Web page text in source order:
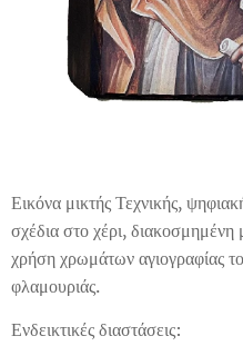
Εικόνα μικτής Τεχνικής,
σχέδια στο χέρι,
χρήση χρωμάτων αγιογραφίας
φλαμουριάς.
Ενδεικτικές διαστάσεις: